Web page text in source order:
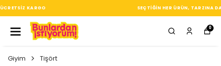
SEÇTIĞIN HER ÜRÜN, TARZINA DAIR KÜÇÜK BIR IMZA
0
Giyim Tişört